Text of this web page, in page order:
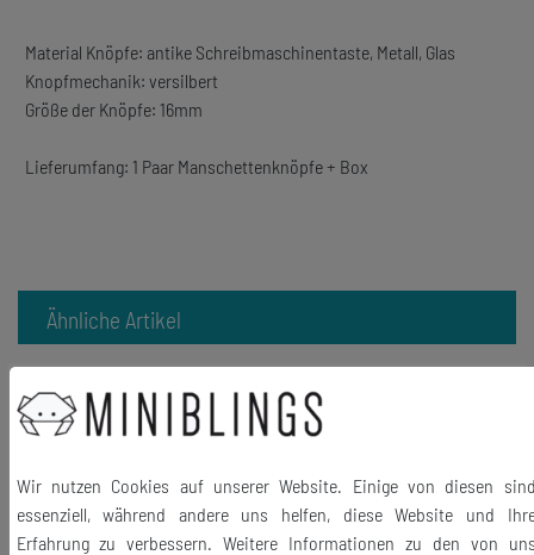
Material Knöpfe: antike Schreibmaschinentaste, Metall, Glas
Knopfmechanik: versilbert
Größe der Knöpfe: 16mm
Lieferumfang: 1 Paar Manschettenknöpfe + Box
Ähnliche Artikel
-10%
Manschettenknöpfe
Schreibmaschinentaste Miniblings sz
Name C + WUNSCH BUCHSTABE
29,99 €
26,99 € *
Wir nutzen Cookies auf unserer Website. Einige von diesen
essenziell, während andere uns helfen, diese Website und
Erfahrung zu verbessern. Weitere Informationen zu den von